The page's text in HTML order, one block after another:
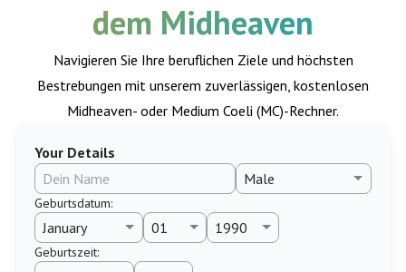
dem Midheaven
Navigieren Sie Ihre beruflichen Ziele und höchsten
Bestrebungen mit unserem zuverlässigen, kostenlosen
Midheaven- oder Medium Coeli (MC)-Rechner.
Your Details
Geburtsdatum:
Geburtszeit: